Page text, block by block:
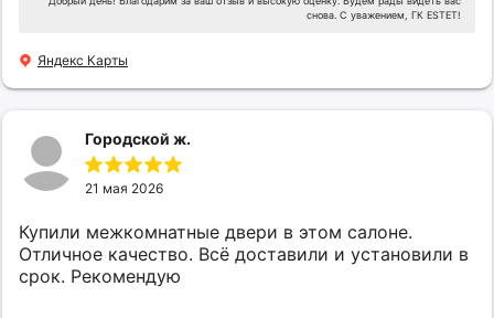
снова. С уважением, ГК ESTET!
Яндекс Карты
Городской ж.
21 мая 2026
Купили межкомнатные двери в этом салоне.
Отличное качество. Всё доставили и установили в
срок. Рекомендую